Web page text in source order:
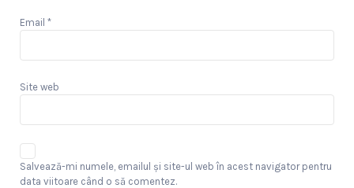
Email *
Site web
Salvează-mi numele, emailul și site-ul web în acest navigator pentru
data viitoare când o să comentez.